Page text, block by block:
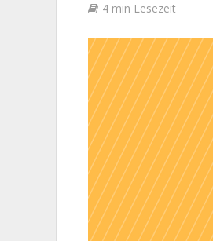
4 min Lesezeit